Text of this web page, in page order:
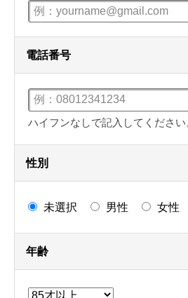
電話番号
ハイフンなしで記入してください
性別
未選択 男性 女性
年齢